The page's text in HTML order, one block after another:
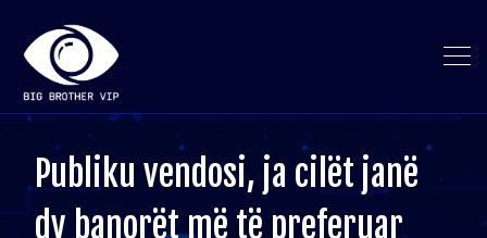
Publiku vendosi, ja cilët janë
dy banorët më të preferuar